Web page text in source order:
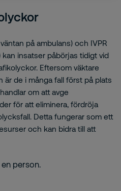
på ambulans) och IVPR
insatser påbörjas tidigt vid
Eftersom väktare
är de i många fall först på plats
om att avge
för att eliminera, fördröja
Detta fungerar som ett
och kan bidra till att